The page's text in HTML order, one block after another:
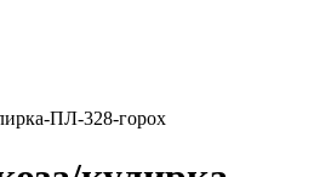
ПЛ-328-горох